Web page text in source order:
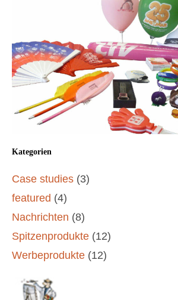
Kategorien
Case studies (3)
featured (4)
Nachrichten (8)
Spitzenprodukte (12)
Werbeprodukte (12)